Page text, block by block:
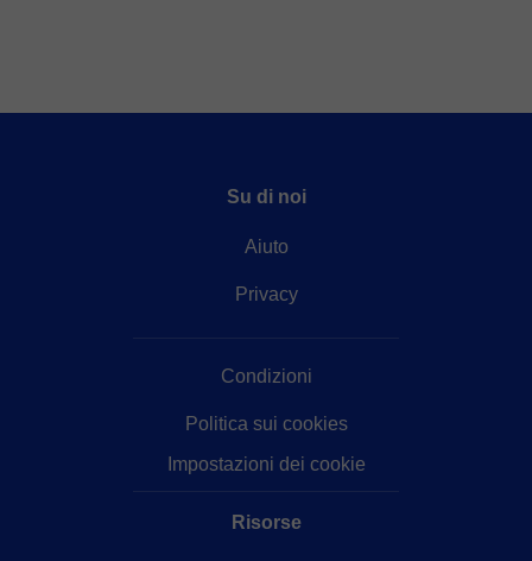
Su di noi
Aiuto
Privacy
Condizioni
Politica sui cookies
Impostazioni dei cookie
Risorse